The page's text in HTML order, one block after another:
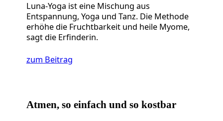
Luna-Yoga ist eine Mischung aus
Entspannung, Yoga und Tanz. Die Methode
erhöhe die Fruchtbarkeit und heile Myome,
sagt die Erfinderin.
zum Beitrag
Atmen, so einfach und so kostbar